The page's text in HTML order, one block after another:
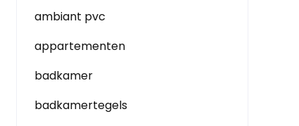
ambiant pvc
appartementen
badkamer
badkamertegels